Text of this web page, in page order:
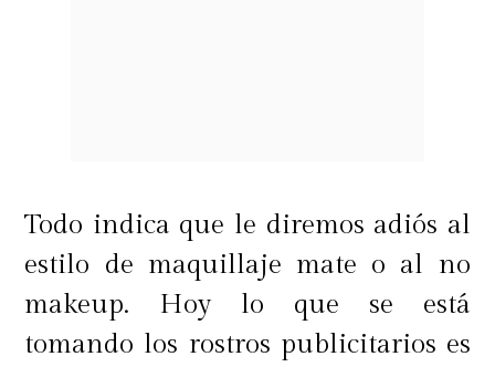
Todo indica que le diremos adiós al
estilo de maquillaje mate o al no
makeup. Hoy lo que se está
tomando los rostros publicitarios es